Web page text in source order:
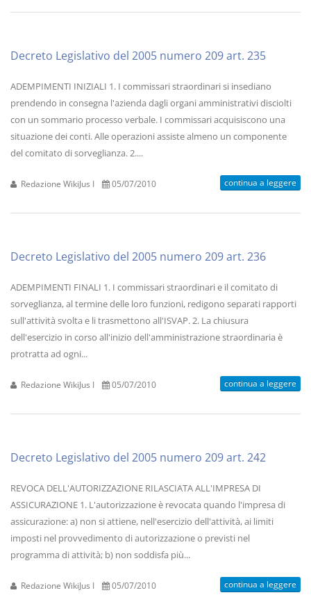
Decreto Legislativo del 2005 numero 209 art. 235
ADEMPIMENTI INIZIALI 1. I commissari straordinari si insediano
prendendo in consegna l'azienda dagli organi amministrativi disciolti
con un sommario processo verbale. I commissari acquisiscono una
situazione dei conti. Alle operazioni assiste almeno un componente
del comitato di sorveglianza. 2....
Redazione WikiJus I 05/07/2010 continua a leggere
Decreto Legislativo del 2005 numero 209 art. 236
ADEMPIMENTI FINALI 1. I commissari straordinari e il comitato di
sorveglianza, al termine delle loro funzioni, redigono separati rapporti
sull'attività svolta e li trasmettono all'ISVAP. 2. La chiusura
dell'esercizio in corso all'inizio dell'amministrazione straordinaria è
protratta ad ogni...
Redazione WikiJus I 05/07/2010 continua a leggere
Decreto Legislativo del 2005 numero 209 art. 242
REVOCA DELL'AUTORIZZAZIONE RILASCIATA ALL'IMPRESA DI
ASSICURAZIONE 1. L'autorizzazione è revocata quando l'impresa di
assicurazione: a) non si attiene, nell'esercizio dell'attività, ai limiti
imposti nel provvedimento di autorizzazione o previsti nel
programma di attività; b) non soddisfa più...
Redazione WikiJus I 05/07/2010 continua a leggere